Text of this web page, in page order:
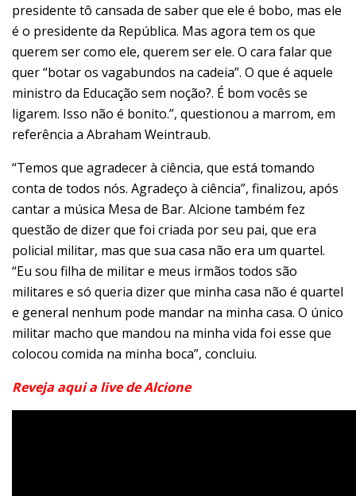
presidente tô cansada de saber que ele é bobo, mas ele
é o presidente da República. Mas agora tem os que
querem ser como ele, querem ser ele. O cara falar que
quer “botar os vagabundos na cadeia”. O que é aquele
ministro da Educação sem noção?. É bom vocês se
ligarem. Isso não é bonito.”, questionou a marrom, em
referência a Abraham Weintraub.
“Temos que agradecer à ciência, que está tomando
conta de todos nós. Agradeço à ciência”, finalizou, após
cantar a música Mesa de Bar. Alcione também fez
questão de dizer que foi criada por seu pai, que era
policial militar, mas que sua casa não era um quartel.
“Eu sou filha de militar e meus irmãos todos são
militares e só queria dizer que minha casa não é quartel
e general nenhum pode mandar na minha casa. O único
militar macho que mandou na minha vida foi esse que
colocou comida na minha boca”, concluiu.
Reveja aqui a live de Alcione